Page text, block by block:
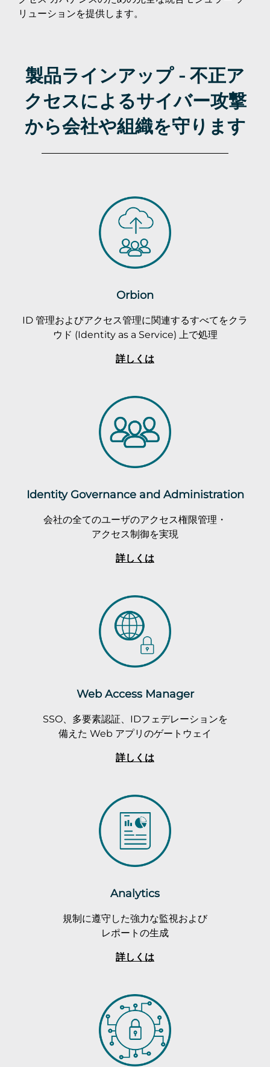
リューションを提供します。
製品ラインアップ - 不正ア
クセスによるサイバー攻撃
から会社や組織を守ります
Orbion
ID 管理およびアクセス管理に関連するすべてをクラ
ウド (Identity as a Service) 上で処理
詳しくは
Identity Governance and Administration
会社の全てのユーザのアクセス権限管理・
アクセス制御を実現
詳しくは
Web Access Manager
SSO、多要素認証、IDフェデレーションを
備えた Web アプリのゲートウェイ
詳しくは
Analytics
規制に遵守した強力な監視および
レポートの生成
詳しくは